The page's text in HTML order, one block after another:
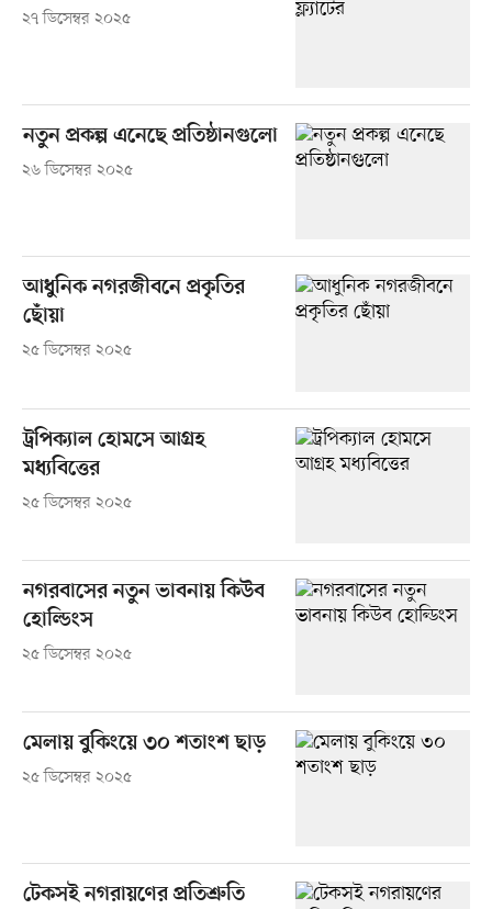
২৭ ডিসেম্বর ২০২৫
নতুন প্রকল্প এনেছে প্রতিষ্ঠানগুলো
২৬ ডিসেম্বর ২০২৫
আধুনিক নগরজীবনে প্রকৃতির
ছোঁয়া
২৫ ডিসেম্বর ২০২৫
ট্রপিক্যাল হোমসে আগ্রহ
মধ্যবিত্তের
২৫ ডিসেম্বর ২০২৫
নগরবাসের নতুন ভাবনায় কিউব
হোল্ডিংস
২৫ ডিসেম্বর ২০২৫
মেলায় বুকিংয়ে ৩০ শতাংশ ছাড়
২৫ ডিসেম্বর ২০২৫
টেকসই নগরায়ণের প্রতিশ্রুতি